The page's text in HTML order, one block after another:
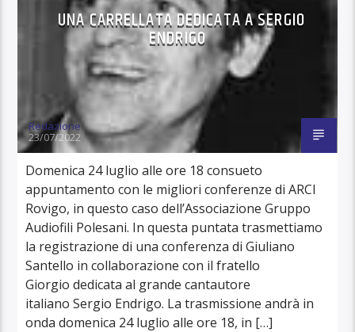
UNA CARRELLATA DEDICATA A SERGIO
ENDRIGO
Redazione
23/07/2022
Domenica 24 luglio alle ore 18 consueto
appuntamento con le migliori conferenze di ARCI
Rovigo, in questo caso dell’Associazione Gruppo
Audiofili Polesani. In questa puntata trasmettiamo
la registrazione di una conferenza di Giuliano
Santello in collaborazione con il fratello
Giorgio dedicata al grande cantautore
italiano Sergio Endrigo. La trasmissione andrà in
onda domenica 24 luglio alle ore 18, in […]